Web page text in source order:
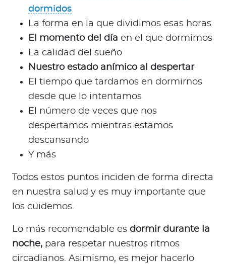
dormidos
La forma en la que dividimos esas horas
El momento del día en el que dormimos
La calidad del sueño
Nuestro estado anímico al despertar
El tiempo que tardamos en dormirnos
desde que lo intentamos
El número de veces que nos
despertamos mientras estamos
descansando
Y más
Todos estos puntos inciden de forma directa
en nuestra salud y es muy importante que
los cuidemos.
Lo más recomendable es dormir durante la
noche, para respetar nuestros ritmos
circadianos. Asimismo, es mejor hacerlo